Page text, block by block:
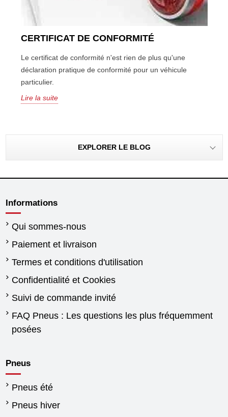
CERTIFICAT DE CONFORMITÉ
Le certificat de conformité n'est rien de plus qu'une
déclaration pratique de conformité pour un véhicule
particulier.
Lire la suite
EXPLORER LE BLOG
Informations
Qui sommes-nous
Paiement et livraison
Termes et conditions d'utilisation
Confidentialité et Cookies
Suivi de commande invité
FAQ Pneus : Les questions les plus fréquemment
posées
Pneus
Pneus été
Pneus hiver